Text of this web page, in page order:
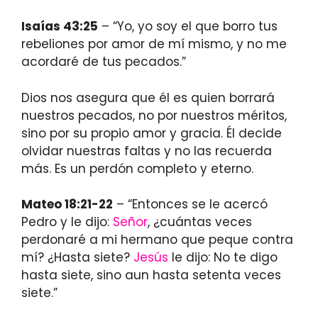
Isaías 43:25 – “Yo, yo soy el que borro tus
rebeliones por amor de mí mismo, y no me
acordaré de tus pecados.”
Dios nos asegura que él es quien borrará
nuestros pecados, no por nuestros méritos,
sino por su propio amor y gracia. Él decide
olvidar nuestras faltas y no las recuerda
más. Es un perdón completo y eterno.
Mateo 18:21-22 – “Entonces se le acercó
Pedro y le dijo: Señor, ¿cuántas veces
perdonaré a mi hermano que peque contra
mí? ¿Hasta siete? Jesús le dijo: No te digo
hasta siete, sino aun hasta setenta veces
siete.”